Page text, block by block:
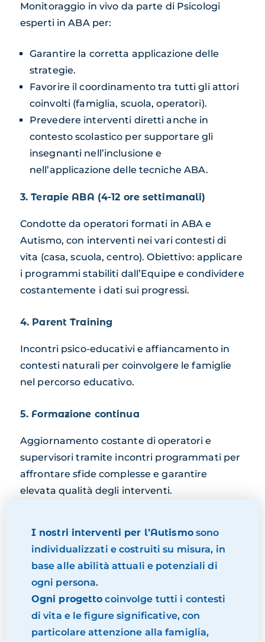
Monitoraggio in vivo da parte di Psicologi
esperti in ABA per:
Garantire la corretta applicazione delle
strategie.
Favorire il coordinamento tra tutti gli attori
coinvolti (famiglia, scuola, operatori).
Prevedere interventi diretti anche in
contesto scolastico per supportare gli
insegnanti nell’inclusione e
nell’applicazione delle tecniche ABA.
3. Terapie ABA (4-12 ore settimanali)
Condotte da operatori formati in ABA e
Autismo, con interventi nei vari contesti di
vita (casa, scuola, centro). Obiettivo: applicare
i programmi stabiliti dall’Equipe e condividere
costantemente i dati sui progressi.
4. Parent Training
Incontri psico-educativi e affiancamento in
contesti naturali per coinvolgere le famiglie
nel percorso educativo.
5. Formazione continua
Aggiornamento costante di operatori e
supervisori tramite incontri programmati per
affrontare sfide complesse e garantire
elevata qualità degli interventi.
I nostri interventi per l’Autismosono
individualizzati e costruiti su misura, in
base alle abilità attuali e potenziali di
ogni persona.
Ogni progetto coinvolge tutti i contesti
di vita e le figure significative, con
particolare attenzione alla famiglia,